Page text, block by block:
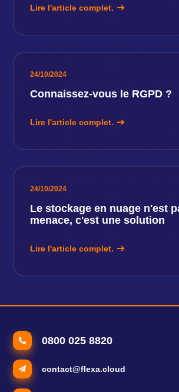
Lire l'article complet.
24/10/2024
Connaissez-vous le RGPD ?
Lire l'article complet.
24/10/2024
Le stockage en nuage n'est
menace, c'est une solution
Lire l'article complet.
0800 025 8820
contact@flexa.cloud